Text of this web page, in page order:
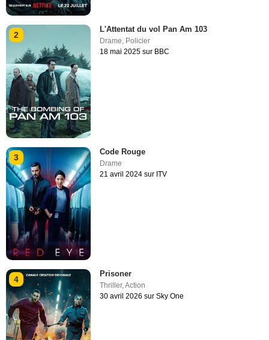
2
L'Attentat du vol Pan Am 103
Drame, Policier
18 mai 2025 sur BBC
3
Code Rouge
Drame
21 avril 2024 sur ITV
4
Prisoner
Thriller,Action
30 avril 2026 sur Sky One